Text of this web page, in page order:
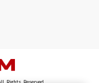
Rights Reserved.